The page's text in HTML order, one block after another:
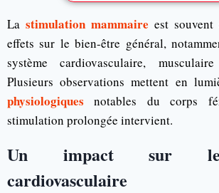
La stimulation mammaire est souvent
effets sur le bien-être général,
système cardiovasculaire,
Plusieurs observations mettent en
physiologiques notables du corps
stimulation prolongée intervient.
Un impact sur le
cardiovasculaire